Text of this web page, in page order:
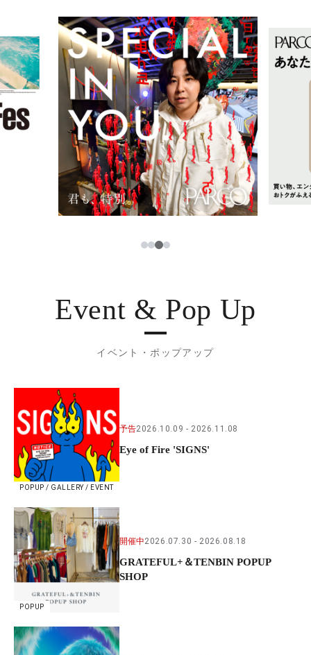
ニュース
レストラン・カフェ
TAX FREE
PARCOメンバーズ
한국어
ภาษาไทย
日本語
123
Event & Pop Up
イベント・ポップアップ
POPUP / GALLERY / EVENT
予告2026.10.09 2026.11.08
Eye of Fire 'SIGNS'
POPUP
開催中2026.07.30 2026.08.18
GRATEFUL+＆TENBIN POPUP
SHOP